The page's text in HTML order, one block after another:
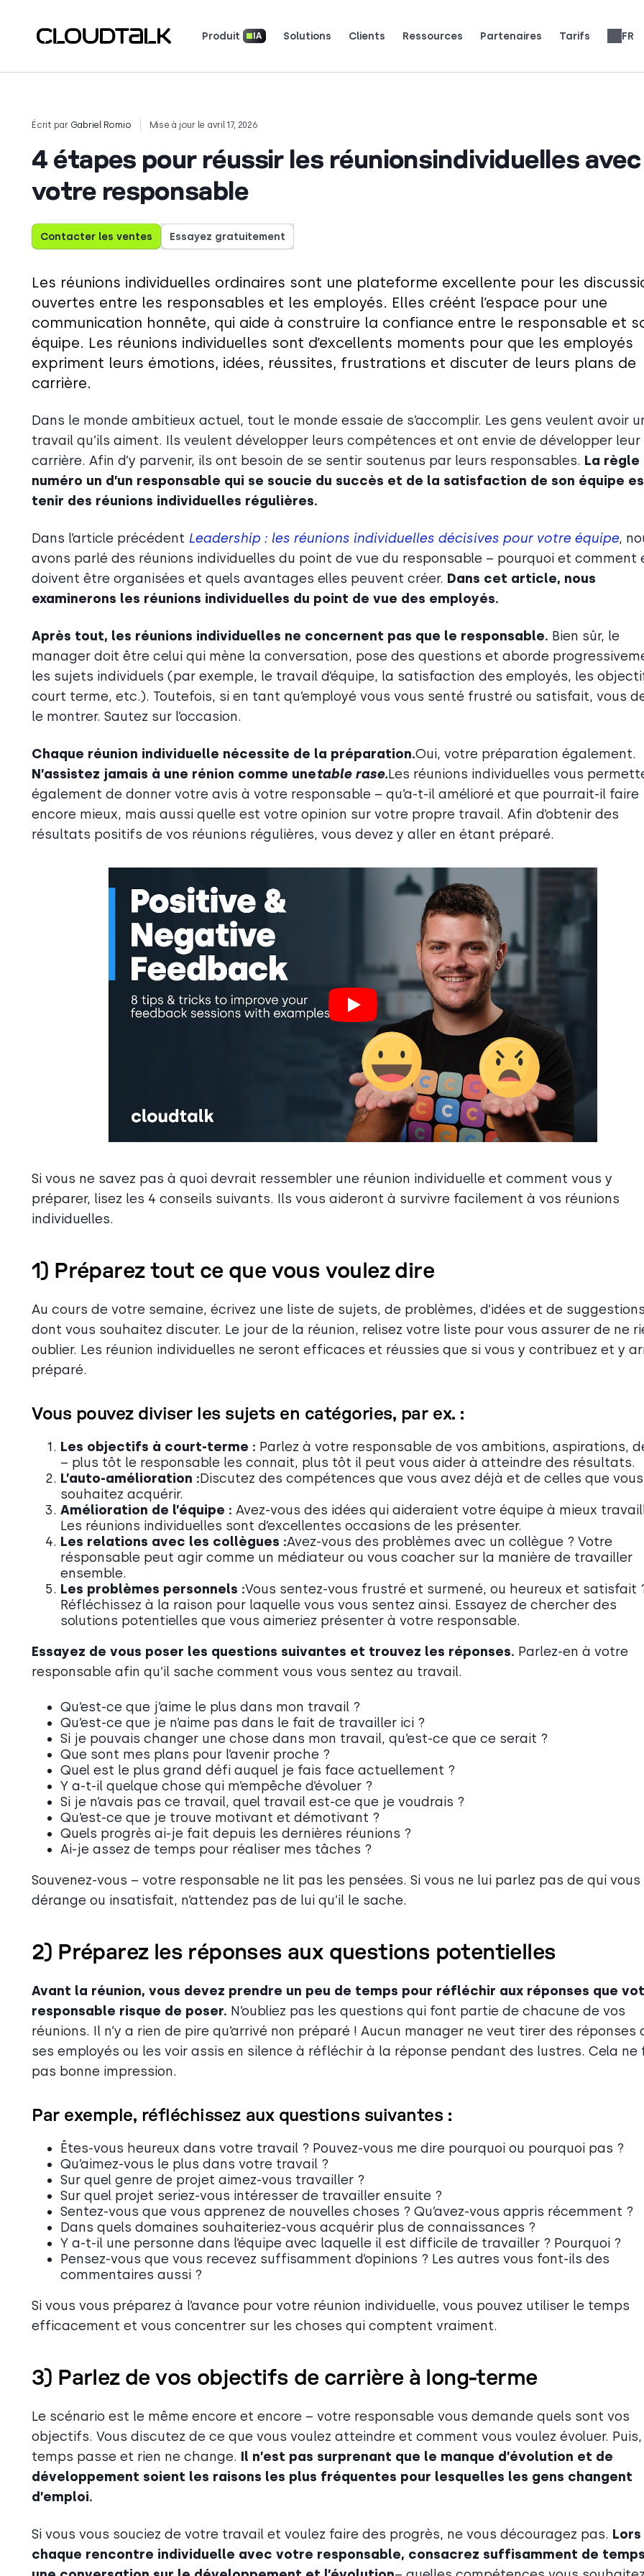
Produit IA Solutions Clients Ressources Partenaires Tarifs FR
Écrit par Gabriel Romio Mise à jour le avril 17, 2026
4 étapes pour réussir les réunionsindividuelles avec
votre responsable
Contacter les ventes Essayez gratuitement
Les réunions individuelles ordinaires sont une plateforme excellente pour les
ouvertes entre les responsables et les employés. Elles créént l’espace pour une
communication honnête, qui aide à construire la confiance entre le responsable et
équipe. Les réunions individuelles sont d’excellents moments pour que les employés
expriment leurs émotions, idées, réussites, frustrations et discuter de leurs plans de
carrière.
Dans le monde ambitieux actuel, tout le monde essaie de s’accomplir. Les gens veulent avoir
travail qu’ils aiment. Ils veulent développer leurs compétences et ont envie de développer leur
carrière. Afin d’y parvenir, ils ont besoin de se sentir soutenus par leurs responsables. La règle
numéro un d’un responsable qui se soucie du succès et de la satisfaction de son équipe
tenir des réunions individuelles régulières.
Dans l’article précédent Leadership : les réunions individuelles décisives pour votre équipe,
avons parlé des réunions individuelles du point de vue du responsable – pourquoi et comment
doivent être organisées et quels avantages elles peuvent créer. Dans cet article, nous
examinerons les réunions individuelles du point de vue des employés.
Après tout, les réunions individuelles ne concernent pas que le responsable. Bien sûr, le
manager doit être celui qui mène la conversation, pose des questions et aborde
les sujets individuels (par exemple, le travail d’équipe, la satisfaction des employés, les
court terme, etc.). Toutefois, si en tant qu’employé vous vous senté frustré ou satisfait, vous
le montrer. Sautez sur l’occasion.
Chaque réunion individuelle nécessite de la préparation.Oui, votre préparation également.
N’assistez jamais à une rénion comme unetable rase.Les réunions individuelles vous
également de donner votre avis à votre responsable – qu’a-t-il amélioré et que pourrait-il faire
encore mieux, mais aussi quelle est votre opinion sur votre propre travail. Afin d’obtenir des
résultats positifs de vos réunions régulières, vous devez y aller en étant préparé.
Si vous ne savez pas à quoi devrait ressembler une réunion individuelle et comment vous y
préparer, lisez les 4 conseils suivants. Ils vous aideront à survivre facilement à vos réunions
individuelles.
1) Préparez tout ce que vous voulez dire
Au cours de votre semaine, écrivez une liste de sujets, de problèmes, d’idées et de suggestions
dont vous souhaitez discuter. Le jour de la réunion, relisez votre liste pour vous assurer de ne
oublier. Les réunion individuelles ne seront efficaces et réussies que si vous y contribuez et y
préparé.
Vous pouvez diviser les sujets en catégories, par ex. :
Les objectifs à court-terme : Parlez à votre responsable de vos ambitions, aspirations,
– plus tôt le responsable les connait, plus tôt il peut vous aider à atteindre des résultats.
L’auto-amélioration :Discutez des compétences que vous avez déjà et de celles que vous
souhaitez acquérir.
Amélioration de l’équipe : Avez-vous des idées qui aideraient votre équipe à mieux
Les réunions individuelles sont d’excellentes occasions de les présenter.
Les relations avec les collègues :Avez-vous des problèmes avec un collègue ? Votre
résponsable peut agir comme un médiateur ou vous coacher sur la manière de travailler
ensemble.
Les problèmes personnels :Vous sentez-vous frustré et surmené, ou heureux et satisfait
Réfléchissez à la raison pour laquelle vous vous sentez ainsi. Essayez de chercher des
solutions potentielles que vous aimeriez présenter à votre responsable.
Essayez de vous poser les questions suivantes et trouvez les réponses. Parlez-en à votre
responsable afin qu’il sache comment vous vous sentez au travail.
Qu’est-ce que j’aime le plus dans mon travail ?
Qu’est-ce que je n’aime pas dans le fait de travailler ici ?
Si je pouvais changer une chose dans mon travail, qu’est-ce que ce serait ?
Que sont mes plans pour l’avenir proche ?
Quel est le plus grand défi auquel je fais face actuellement ?
Y a-t-il quelque chose qui m’empêche d’évoluer ?
Si je n’avais pas ce travail, quel travail est-ce que je voudrais ?
Qu’est-ce que je trouve motivant et démotivant ?
Quels progrès ai-je fait depuis les dernières réunions ?
Ai-je assez de temps pour réaliser mes tâches ?
Souvenez-vous – votre responsable ne lit pas les pensées. Si vous ne lui parlez pas de qui vous
dérange ou insatisfait, n’attendez pas de lui qu’il le sache.
2) Préparez les réponses aux questions potentielles
Avant la réunion, vous devez prendre un peu de temps pour réfléchir aux réponses que
responsable risque de poser. N’oubliez pas les questions qui font partie de chacune de vos
réunions. Il n’y a rien de pire qu’arrivé non préparé ! Aucun manager ne veut tirer des réponses
ses employés ou les voir assis en silence à réfléchir à la réponse pendant des lustres. Cela ne
pas bonne impression.
Par exemple, réfléchissez aux questions suivantes :
Êtes-vous heureux dans votre travail ? Pouvez-vous me dire pourquoi ou pourquoi pas ?
Qu’aimez-vous le plus dans votre travail ?
Sur quel genre de projet aimez-vous travailler ?
Sur quel projet seriez-vous intéresser de travailler ensuite ?
Sentez-vous que vous apprenez de nouvelles choses ? Qu’avez-vous appris récemment ?
Dans quels domaines souhaiteriez-vous acquérir plus de connaissances ?
Y a-t-il une personne dans l’équipe avec laquelle il est difficile de travailler ? Pourquoi ?
Pensez-vous que vous recevez suffisamment d’opinions ? Les autres vous font-ils des
commentaires aussi ?
Si vous vous préparez à l’avance pour votre réunion individuelle, vous pouvez utiliser le temps
efficacement et vous concentrer sur les choses qui comptent vraiment.
3) Parlez de vos objectifs de carrière à long-terme
Le scénario est le même encore et encore – votre responsable vous demande quels sont vos
objectifs. Vous discutez de ce que vous voulez atteindre et comment vous voulez évoluer. Puis,
temps passe et rien ne change. Il n’est pas surprenant que le manque d’évolution et de
développement soient les raisons les plus fréquentes pour lesquelles les gens changent
d’emploi.
Si vous vous souciez de votre travail et voulez faire des progrès, ne vous découragez pas. Lors
chaque rencontre individuelle avec votre responsable, consacrez suffisamment de